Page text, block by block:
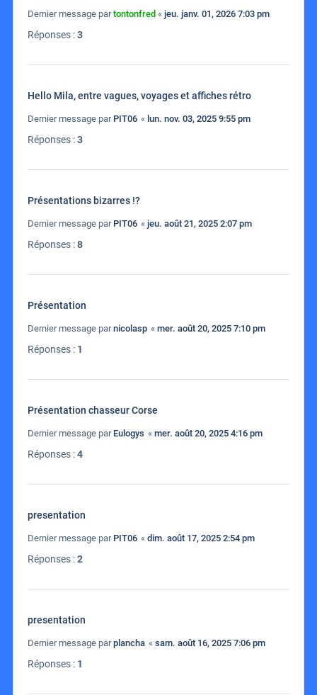
Dernier message partontonfred « jeu. janv. 01, 2026 7:03 pm
Réponses :3
Hello Mila, entre vagues, voyages et affiches rétro
Dernier message par PIT06 « lun. nov. 03, 2025 9:55 pm
Réponses :3
Présentations bizarres !?
Dernier message par PIT06 « jeu. août 21, 2025 2:07 pm
Réponses :8
Présentation
Dernier message parnicolasp « mer. août 20, 2025 7:10 pm
Réponses : 1
Présentation chasseur Corse
Dernier message par Eulogys « mer. août 20, 2025 4:16 pm
Réponses :4
presentation
Dernier message par PIT06 « dim. août 17, 2025 2:54 pm
Réponses :2
presentation
Dernier message parplancha « sam. août 16, 2025 7:06 pm
Réponses : 1